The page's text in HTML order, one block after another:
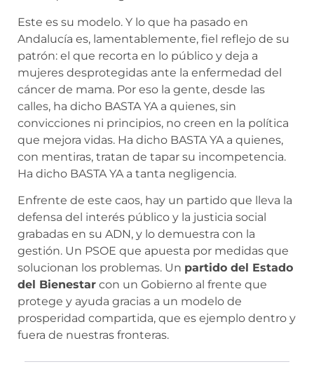
Este es su modelo. Y lo que ha pasado en
Andalucía es, lamentablemente, fiel reflejo de su
patrón: el que recorta en lo público y deja a
mujeres desprotegidas ante la enfermedad del
cáncer de mama. Por eso la gente, desde las
calles, ha dicho BASTA YA a quienes, sin
convicciones ni principios, no creen en la política
que mejora vidas. Ha dicho BASTA YA a quienes,
con mentiras, tratan de tapar su incompetencia.
Ha dicho BASTA YA a tanta negligencia.
Enfrente de este caos, hay un partido que lleva la
defensa del interés público y la justicia social
grabadas en su ADN, y lo demuestra con la
gestión. Un PSOE que apuesta por medidas que
solucionan los problemas. Un partido del Estado
del Bienestar con un Gobierno al frente que
protege y ayuda gracias a un modelo de
prosperidad compartida, que es ejemplo dentro y
fuera de nuestras fronteras.